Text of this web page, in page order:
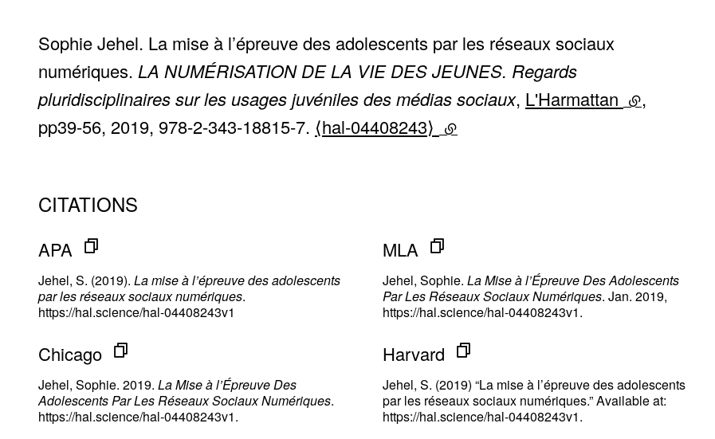
Sophie Jehel. La mise à l’épreuve des adolescents par les réseaux sociaux
numériques. LA NUMÉRISATION DE LA VIE DES JEUNES. Regards
pluridisciplinaires sur les usages juvéniles des médias sociaux, L'Harmattan (lien externe)
,
pp39-56, 2019, 978-2-343-18815-7. ⟨hal-04408243⟩ (lien externe)
CITATIONS
APA
Jehel, S. (2019). La mise à l’épreuve des adolescents
par les réseaux sociaux numériques.
https://hal.science/hal-04408243v1
MLA
Jehel, Sophie. La Mise à l’Épreuve Des Adolescents
Par Les Réseaux Sociaux Numériques. Jan. 2019,
https://hal.science/hal-04408243v1.
Chicago
Jehel, Sophie. 2019. La Mise à l’Épreuve Des
Adolescents Par Les Réseaux Sociaux Numériques.
https://hal.science/hal-04408243v1.
Harvard
Jehel, S. (2019) “La mise à l’épreuve des adolescents
par les réseaux sociaux numériques.” Available at:
https://hal.science/hal-04408243v1.